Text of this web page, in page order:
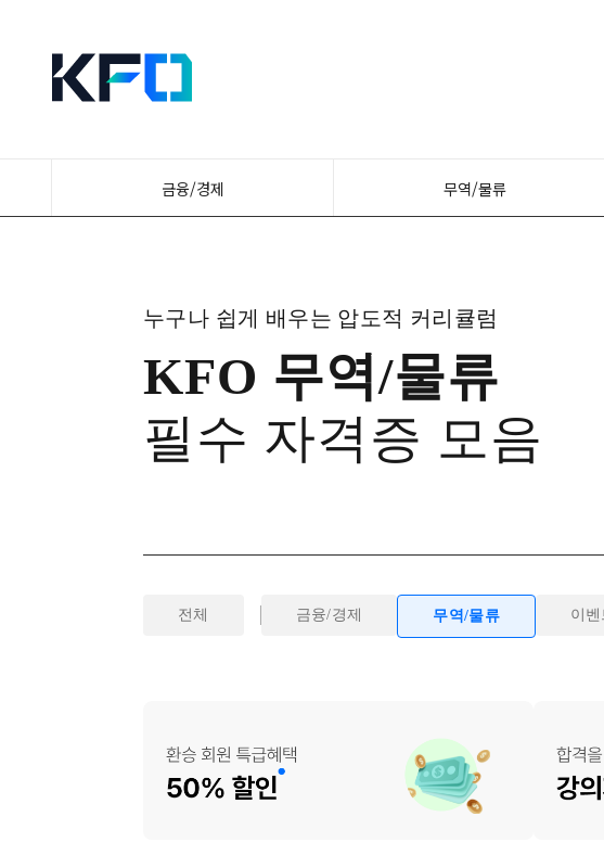
금융/경제 무역/물류
누구나 쉽게 배우는 압도적 커리큘럼
KFO 무역/물류
필수 자격증 모음
전체 금융/경제 무역/물류 이벤